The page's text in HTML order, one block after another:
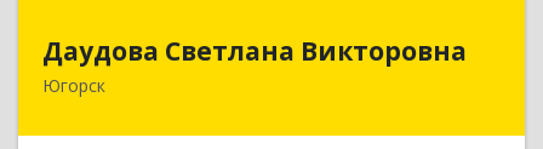
Даудова Светлана Викторовна
Югорск